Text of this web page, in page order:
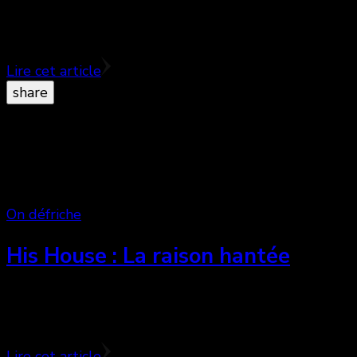
Lire cet article
share
On défriche
His House : La raison hantée